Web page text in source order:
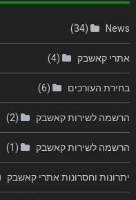
News
(34)
אתרי קאשבק (4)
בחירת העורכים (6)
הרשמה לשירות קאשבק (2)
הרשמה לשירות קאשבק (1)
יתרונות וחסרונות אתרי קאשבק